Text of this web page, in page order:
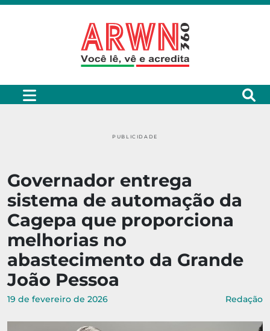
PUBLICIDADE
Governador entrega
sistema de automação da
Cagepa que proporciona
melhorias no
abastecimento da Grande
João Pessoa
19 de fevereiro de 2026 Redação